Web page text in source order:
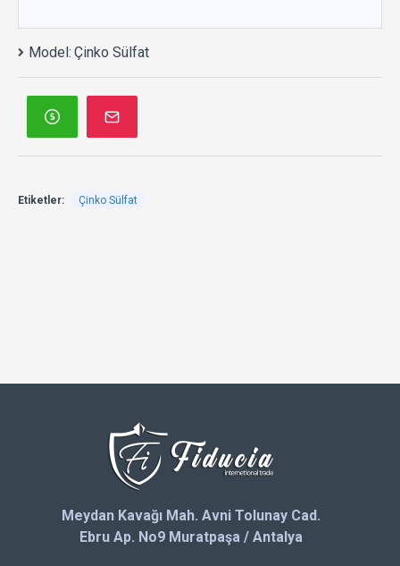
Model: Çinko Sülfat
Etiketler: Çinko Sülfat
Meydan Kavağı Mah. Avni Tolunay Cad.
Ebru Ap. No9 Muratpaşa / Antalya